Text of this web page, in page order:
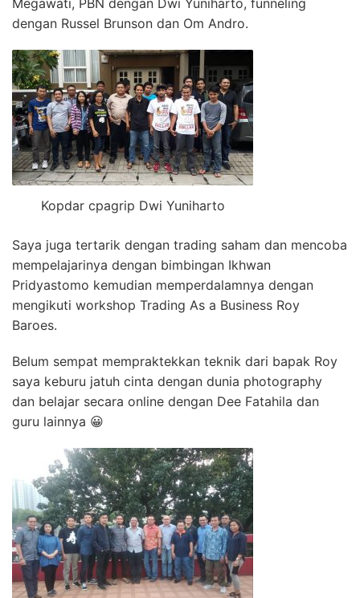
dengan Russel Brunson dan Om Andro.
Kopdar cpagrip Dwi Yuniharto
Saya juga tertarik dengan trading saham dan mencoba
mempelajarinya dengan bimbingan Ikhwan
Pridyastomo kemudian memperdalamnya dengan
mengikuti workshop Trading As a Business Roy
Baroes.
Belum sempat mempraktekkan teknik dari bapak Roy
saya keburu jatuh cinta dengan dunia photography
dan belajar secara online dengan Dee Fatahila dan
guru lainnya 😀